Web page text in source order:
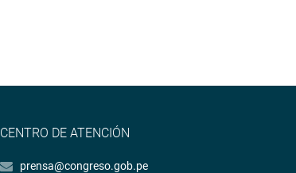
CENTRO DE ATENCIÓN
prensa@congreso.gob.pe